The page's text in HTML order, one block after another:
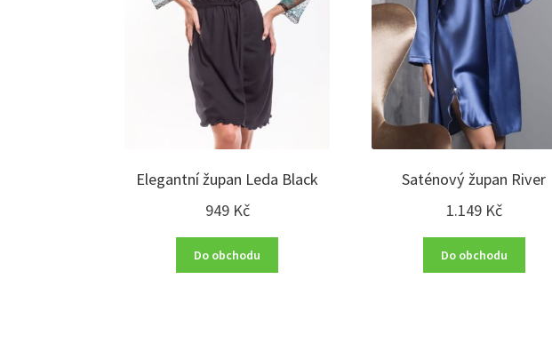
Elegantní župan Leda Black
949 Kč
Do obchodu
Saténový župan River
1.149 Kč
Do obchodu